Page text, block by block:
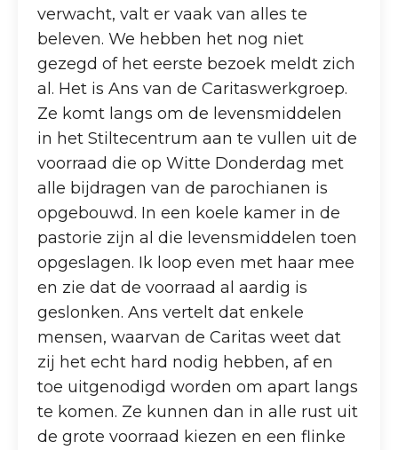
verwacht, valt er vaak van alles te
beleven. We hebben het nog niet
gezegd of het eerste bezoek meldt zich
al. Het is Ans van de Caritaswerkgroep.
Ze komt langs om de levensmiddelen
in het Stiltecentrum aan te vullen uit de
voorraad die op Witte Donderdag met
alle bijdragen van de parochianen is
opgebouwd. In een koele kamer in de
pastorie zijn al die levensmiddelen toen
opgeslagen. Ik loop even met haar mee
en zie dat de voorraad al aardig is
geslonken. Ans vertelt dat enkele
mensen, waarvan de Caritas weet dat
zij het echt hard nodig hebben, af en
toe uitgenodigd worden om apart langs
te komen. Ze kunnen dan in alle rust uit
de grote voorraad kiezen en een flinke